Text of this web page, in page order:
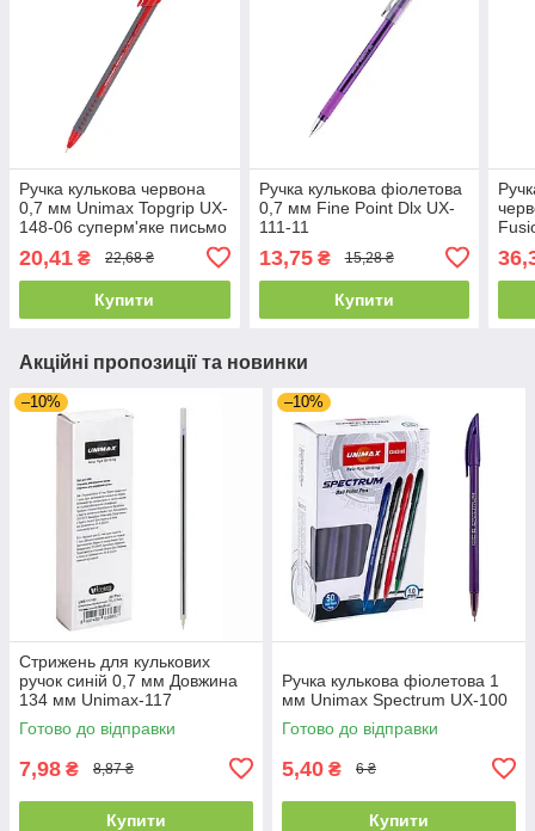
Ручка кулькова червона
0,7 мм Unimax Topgrip UX-
148-06 суперм'яке письмо
20,41 ₴ 22,68 ₴
Купити
Ручка кулькова фіолетова
0,7 мм Fine Point Dlx UX-
111-11
13,75₴ 15,28 ₴
Купити
Акційні пропозиції та новинки
–10%
Стрижень для кулькових
ручок синій 0,7 мм Довжина
134 мм Unimax-117
Готово до відправки
7,98 ₴ 8,87 ₴
Купити
–10%
Ручка кулькова фіолетова 1
мм Unimax Spectrum UX-100
Готово до відправки
5,40 ₴ 6 ₴
Купити